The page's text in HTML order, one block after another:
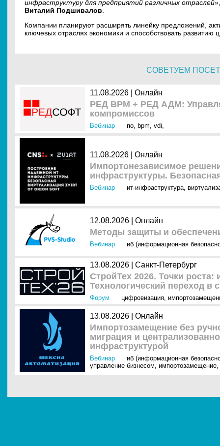
инфраструктуру для предприятий различных отраслей
Виталий Подшивалов
Компании планируют расширять линейку предложений,
ключевых отраслях экономики и способствовать развитию
СОВЕТУЕМ
11.08.2026 | Онлайн
РЕД ВРМ + РЕД АДМ:
компромиссов
Вебинар по, bpm, vdi,
11.08.2026 | Онлайн
Импортонезависимое
инфраструктуры.
Вебинар ит-инфраструктура,
12.08.2026 | Онлайн
Методы защиты и
Вебинар иб (информационная
13.08.2026 | Санкт-Петербург
СтройТех 2026. Точки
Технологический переход в
Форум цифровизация,
13.08.2026 | Онлайн
Импортозамещение без
миграция и
инфраструктурой
Вебинар
иб (информационная
управление бизнесом, импортозамещение,